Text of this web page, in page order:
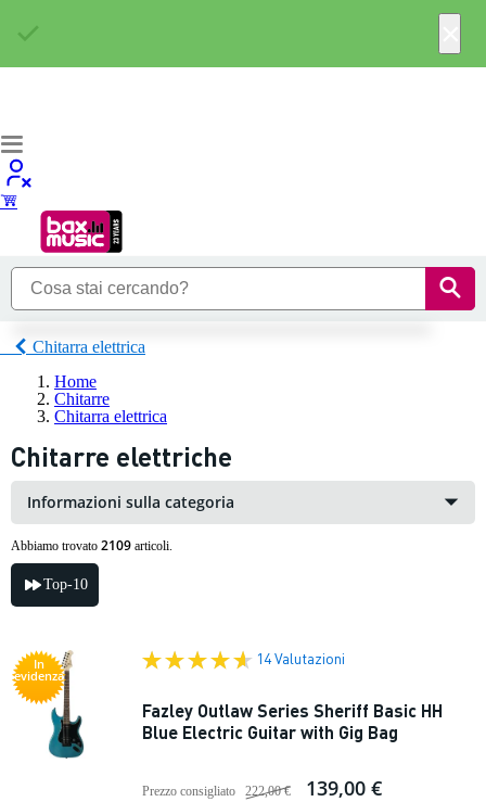
Chitarra elettrica
Home
Chitarre
Chitarra elettrica
Chitarre elettriche
Informazioni sulla categoria
Abbiamo trovato 2109 articoli.
Top-10
In
evidenza
14 Valutazioni
Fazley Outlaw Series Sheriff Basic HH
Blue Electric Guitar with Gig Bag
Prezzo consigliato 222,00 € 139,00 €